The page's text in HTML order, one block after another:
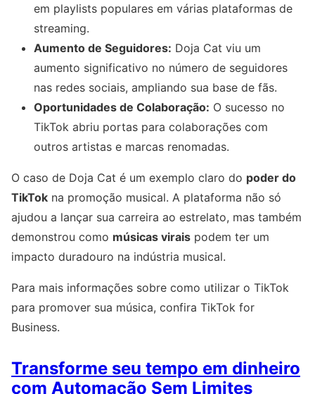
em playlists populares em várias plataformas de
streaming.
Aumento de Seguidores: Doja Cat viu um
aumento significativo no número de seguidores
nas redes sociais, ampliando sua base de fãs.
Oportunidades de Colaboração: O sucesso no
TikTok abriu portas para colaborações com
outros artistas e marcas renomadas.
O caso de Doja Cat é um exemplo claro do poder do
TikTok na promoção musical. A plataforma não só
ajudou a lançar sua carreira ao estrelato, mas também
demonstrou como músicas virais podem ter um
impacto duradouro na indústria musical.
Para mais informações sobre como utilizar o TikTok
para promover sua música, confira TikTok for
Business.
Transforme seu tempo em dinheiro
com Automação Sem Limites